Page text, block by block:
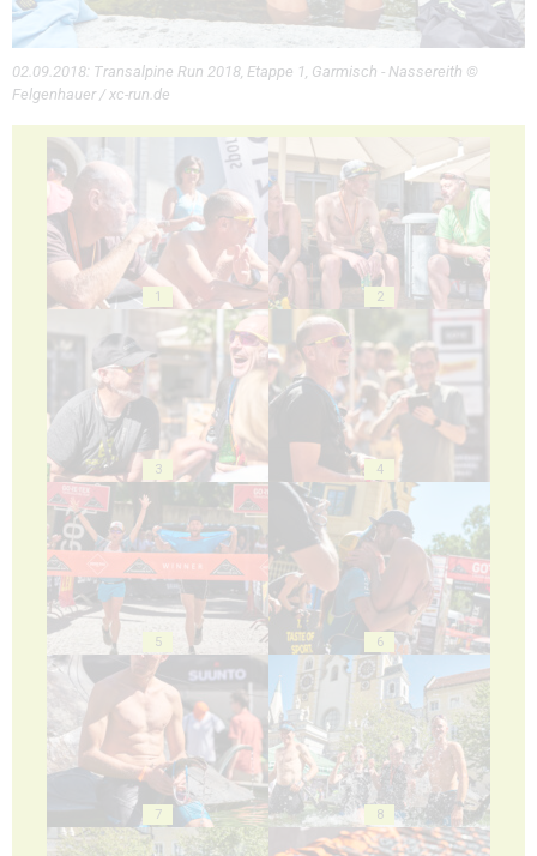
02.09.2018: Transalpine Run 2018, Etappe 1, Garmisch - Nassereith ©
Felgenhauer / xc-run.de
1 2
3 4
5 6
7 8